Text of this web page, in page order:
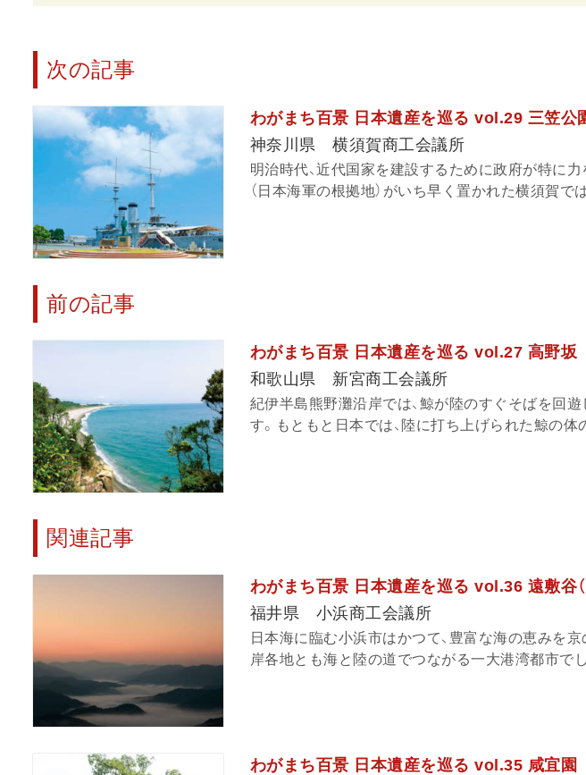
次の記事
わがまち百景 日本遺産を巡る vol.29 三笠公
神奈川県 横須賀商工会議所
明治時代、近代国家を建設するために政府が特に
（日本海軍の根拠地）がいち早く置かれた横須賀で
前の記事
わがまち百景 日本遺産を巡る vol.27 高野坂
和歌山県 新宮商工会議所
紀伊半島熊野灘沿岸では、鯨が陸のすぐそばを回
す。もともと日本では、陸に打ち上げられた鯨の体
関連記事
わがまち百景 日本遺産を巡る vol.36 遠敷谷（
福井県 小浜商工会議所
日本海に臨む小浜市はかつて、豊富な海の恵みを京
岸各地とも海と陸の道でつながる一大港湾都市で
わがまち百景 日本遺産を巡る vol.35 咸宜園